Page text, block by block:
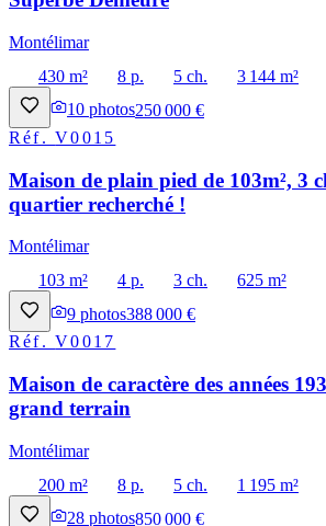
Montélimar
430 m²
8 p. 5 ch.
3 144 m²
10 photos250 000 €
Réf.V0015
Maison de plain pied de 103m², 3
quartier recherché !
Montélimar
103 m²
4 p. 3 ch.
625 m²
9 photos388 000 €
Réf.V0017
Maison de caractère des années
grand terrain
Montélimar
200 m²
8 p. 5 ch.
1 195 m²
28 photos850 000 €